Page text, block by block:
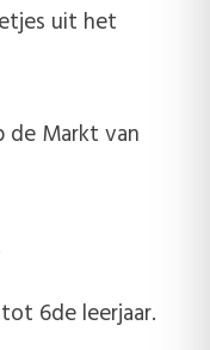
uit het
Markt van
6de leerjaar.